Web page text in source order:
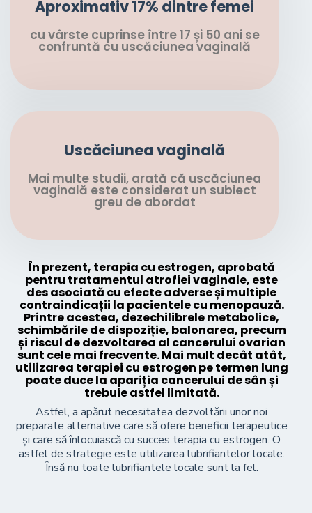
Aproximativ 17% dintre femei
cu vârste cuprinse între 17 și 50 ani se
confruntă cu uscăciunea vaginală
Uscăciunea vaginală
Mai multe studii, arată că uscăciunea
vaginală este considerat un subiect
greu de abordat
În prezent, terapia cu estrogen, aprobată
pentru tratamentul atrofiei vaginale, este
des asociată cu efecte adverse și multiple
contraindicații la pacientele cu menopauză.
Printre acestea, dezechilibrele metabolice,
schimbările de dispoziție, balonarea, precum
și riscul de dezvoltarea al cancerului ovarian
sunt cele mai frecvente. Mai mult decât atât,
utilizarea terapiei cu estrogen pe termen lung
poate duce la apariția cancerului de sân și
trebuie astfel limitată.
Astfel, a apărut necesitatea dezvoltării unor noi
preparate alternative care să ofere beneficii terapeutice
și care să înlocuiască cu succes terapia cu estrogen. O
astfel de strategie este utilizarea lubrifiantelor locale.
Însă nu toate lubrifiantele locale sunt la fel.